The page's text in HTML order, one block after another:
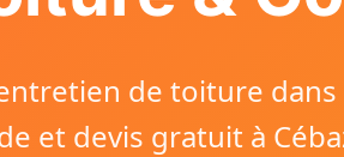
de toiture dans
et devis gratuit à